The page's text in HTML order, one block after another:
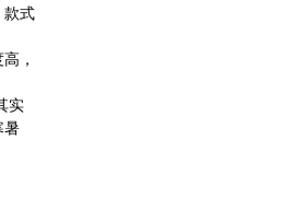
款式
，
实
暑